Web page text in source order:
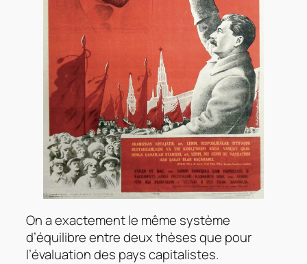
On a exactement le même système
d’équilibre entre deux thèses que pour
l’évaluation des pays capitalistes.